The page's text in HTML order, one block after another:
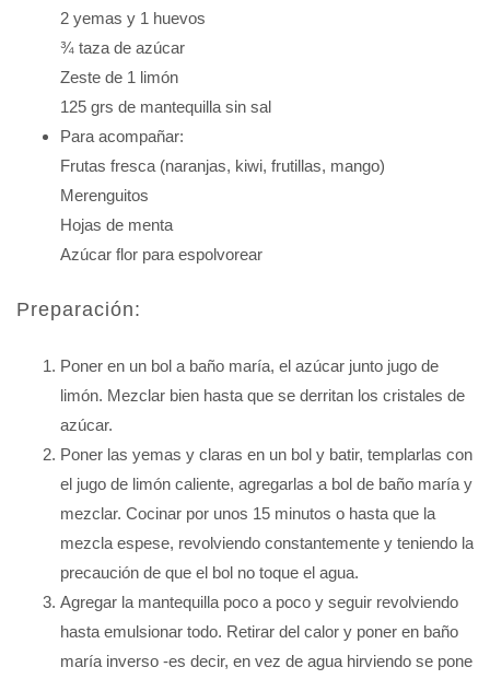
2 yemas y 1 huevos
¾ taza de azúcar
Zeste de 1 limón
125 grs de mantequilla sin sal
Para acompañar:
Frutas fresca (naranjas, kiwi, frutillas, mango)
Merenguitos
Hojas de menta
Azúcar flor para espolvorear
Preparación:
Poner en un bol a baño maría, el azúcar junto jugo de
limón. Mezclar bien hasta que se derritan los cristales de
azúcar.
Poner las yemas y claras en un bol y batir, templarlas con
el jugo de limón caliente, agregarlas a bol de baño maría y
mezclar. Cocinar por unos 15 minutos o hasta que la
mezcla espese, revolviendo constantemente y teniendo la
precaución de que el bol no toque el agua.
Agregar la mantequilla poco a poco y seguir revolviendo
hasta emulsionar todo. Retirar del calor y poner en baño
maría inverso -es decir, en vez de agua hirviendo se pone